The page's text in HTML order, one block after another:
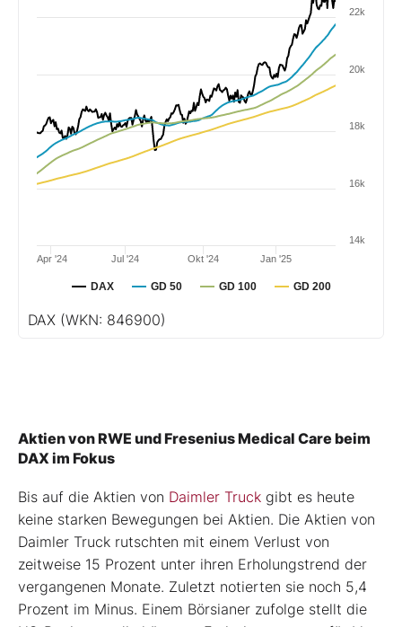
DAX GD 50 GD 100 GD 200
Jul '24 Jan '25
Apr '24 Okt '24
14k
16k
18k
20k
22k
DAX (WKN: 846900)
Aktien von RWE und Fresenius Medical Care beim
DAX im Fokus
Bis auf die Aktien von Daimler Truck gibt es heute
keine starken Bewegungen bei Aktien. Die Aktien von
Daimler Truck rutschten mit einem Verlust von
zeitweise 15 Prozent unter ihren Erholungstrend der
vergangenen Monate. Zuletzt notierten sie noch 5,4
Prozent im Minus. Einem Börsianer zufolge stellt die